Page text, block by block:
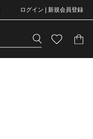
ログイン | 新規会員登録